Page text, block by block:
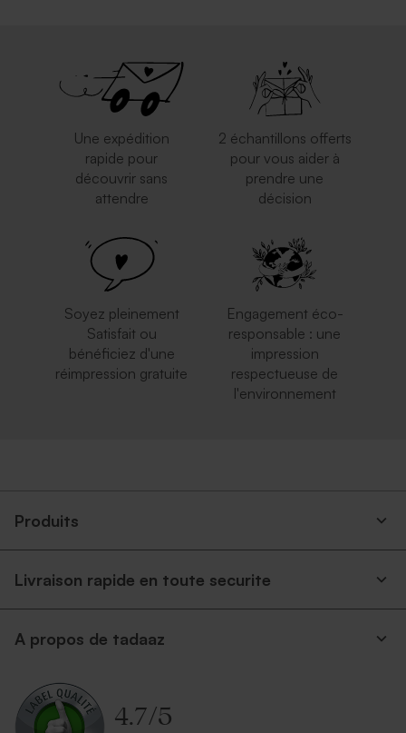
Une expédition
rapide pour
découvrir sans
attendre
2 échantillons offerts
pour vous aider à
prendre une
décision
Soyez pleinement
Satisfait ou
bénéficiez d'une
réimpression gratuite
Engagement éco-
responsable : une
impression
respectueuse de
l'environnement
Produits
Livraison rapide en toute securite
A propos de tadaaz
4.7/5